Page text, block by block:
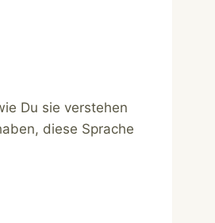
Du sie verstehen
diese Sprache